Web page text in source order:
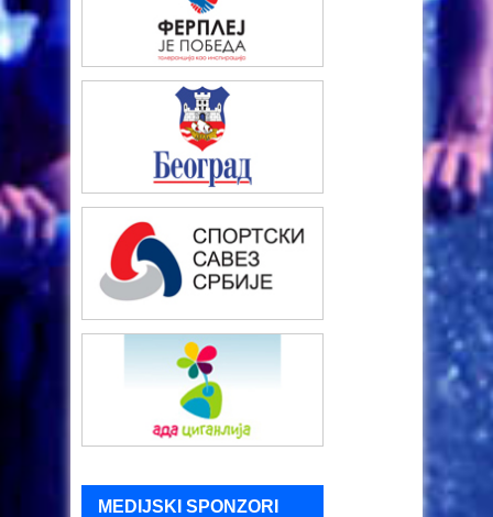
MEDIJSKI SPONZORI